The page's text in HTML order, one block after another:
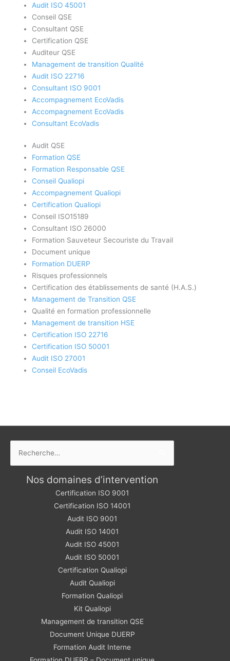
Audit ISO 45001
Conseil QSE
Consultant QSE
Certification QSE
Auditeur QSE
Management de transition Qualité
Audit ISO 22716
Consultant ISO 9001
Accompagnement EcoVadis
Accompagnement EcoVadis
Consultant EcoVadis
Audit QSE
Formation QSE
Formation Responsable QSE
Conseil Qualiopi
Accompagnement Qualiopi
Certification Qualiopi
Conseil ISO15189
Consultant ISO 26000
Formation Sauveteur Secouriste du Travail
Document unique
Formation DUERP
Risques professionnels
Certification des établissements de santé (H.A.S.)
Management de Transition QSE
Qualité en formation professionnelle
Management de transition HSE
Certification ISO 22716
Certification ISO 50001
Audit ISO 27001
Conseil EcoVadis
Nos domaines d’intervention
Certification ISO 9001
Certification ISO 14001
Audit ISO 9001
Audit ISO 14001
Audit ISO 45001
Audit ISO 50001
Certification Qualiopi
Audit Qualiopi
Formation Qualiopi
Kit Qualiopi
Management de transition QSE
Document Unique DUERP
Formation Audit Interne